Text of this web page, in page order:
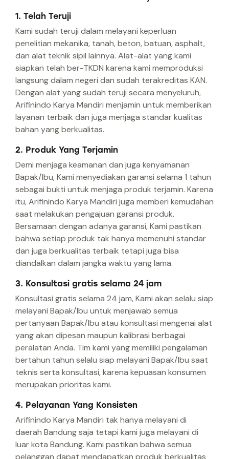
1. Telah Teruji
Kami sudah teruji dalam melayani keperluan
penelitian mekanika, tanah, beton, batuan, asphalt,
dan alat teknik sipil lainnya. Alat-alat yang kami
siapkan telah ber-TKDN karena kami memproduksi
langsung dalam negeri dan sudah terakreditas KAN.
Dengan alat yang sudah teruji secara menyeluruh,
Arifinindo Karya Mandiri menjamin untuk memberikan
layanan terbaik dan juga menjaga standar kualitas
bahan yang berkualitas.
2. Produk Yang Terjamin
Demi menjaga keamanan dan juga kenyamanan
Bapak/Ibu, Kami menyediakan garansi selama 1 tahun
sebagai bukti untuk menjaga produk terjamin. Karena
itu, Arifinindo Karya Mandiri juga memberi kemudahan
saat melakukan pengajuan garansi produk.
Bersamaan dengan adanya garansi, Kami pastikan
bahwa setiap produk tak hanya memenuhi standar
dan juga berkualitas terbaik tetapi juga bisa
diandalkan dalam jangka waktu yang lama.
3. Konsultasi gratis selama 24 jam
Konsultasi gratis selama 24 jam, Kami akan selalu siap
melayani Bapak/Ibu untuk menjawab semua
pertanyaan Bapak/Ibu atau konsultasi mengenai alat
yang akan dipesan maupun kalibrasi berbagai
peralatan Anda. Tim kami yang memiliki pengalaman
bertahun tahun selalu siap melayani Bapak/Ibu saat
teknis serta konsultasi, karena kepuasan konsumen
merupakan prioritas kami.
4. Pelayanan Yang Konsisten
Arifinindo Karya Mandiri tak hanya melayani di
daerah Bandung saja tetapi kami juga melayani di
luar kota Bandung. Kami pastikan bahwa semua